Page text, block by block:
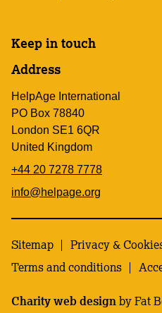
Keep in touch
Address
HelpAge International
PO Box 78840
London SE1 6QR
United Kingdom
+44 20 7278 7778
info@helpage.org
Sitemap
Privacy &
Terms and conditions
Charity web designby Fat